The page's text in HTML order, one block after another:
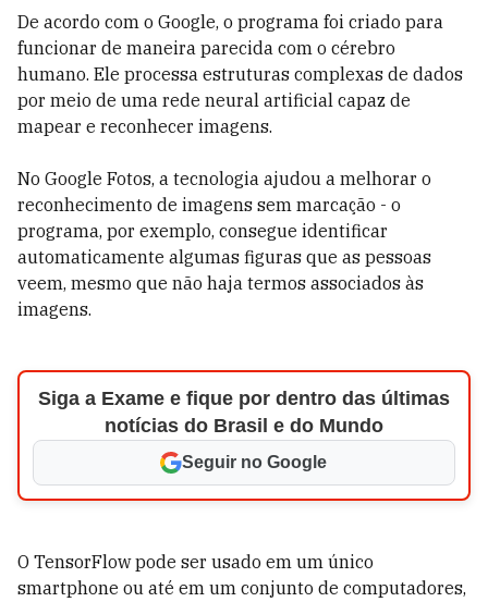
De acordo com o Google, o programa foi criado para
funcionar de maneira parecida com o cérebro
humano. Ele processa estruturas complexas de dados
por meio de uma rede neural artificial capaz de
mapear e reconhecer imagens.
No Google Fotos, a tecnologia ajudou a melhorar o
reconhecimento de imagens sem marcação - o
programa, por exemplo, consegue identificar
automaticamente algumas figuras que as pessoas
veem, mesmo que não haja termos associados às
imagens.
Siga a Exame e fique por dentro das últimas
notícias do Brasil e do Mundo
Seguir no Google
O TensorFlow pode ser usado em um único
smartphone ou até em um conjunto de computadores,